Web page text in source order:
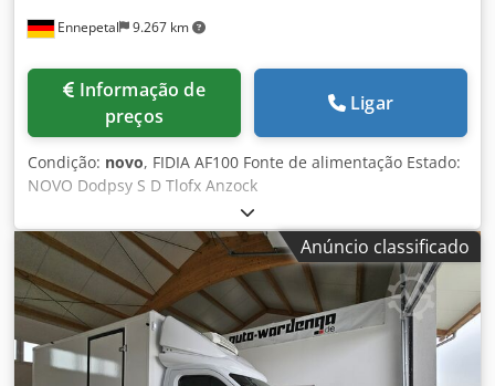
Ennepetal 9.267 km
preços
Ligar
Condição: novo, FIDIA AF100 Fonte de alimentação Estado:
NOVO Dodpsy S D Tlofx Anzock
Anúncio classificado